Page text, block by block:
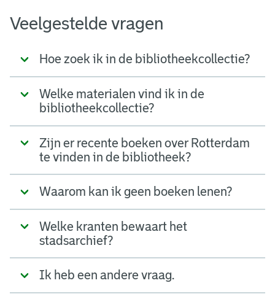
Veelgestelde vragen
Hoe zoek ik in de bibliotheekcollectie?
Welke materialen vind ik in de
bibliotheekcollectie?
Zijn er recente boeken over Rotterdam
te vinden in de bibliotheek?
Waarom kan ik geen boeken lenen?
Welke kranten bewaart het
stadsarchief?
Ik heb een andere vraag.